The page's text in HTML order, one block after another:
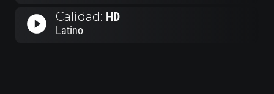
play_circle_filled Calidad: HD
Latino